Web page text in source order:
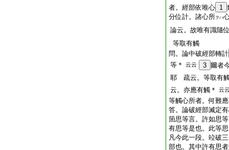
者。經部依唯心 1
分位計。諸心所ヲハ
論云。故唯有識隨
等取有觸
問。論中破經部轉計
等＊
云云 3 爾者
耶 疏云。等取有
云。亦應有觸＊
云
等觸心所者。何難
答。論破經部滅定
箇思等言。許如思
有思等是也。此等
凡今此一段。竝破
部也。其中許有思